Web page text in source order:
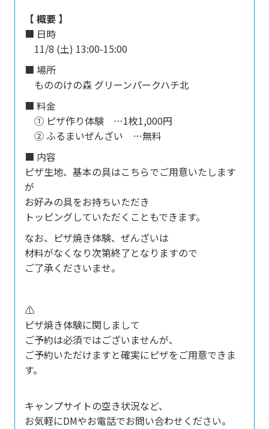
【 概要 】
■ 日時
11/8 (土) 13:00-15:00
■ 場所
もののけの森 グリーンパークハチ北
■ 料金
① ピザ作り体験 …1枚1,000円
② ふるまいぜんざい …無料
■ 内容
ピザ生地、基本の具はこちらでご用意いたします
が
お好みの具をお持ちいただき
トッピングしていただくこともできます。
なお、ピザ焼き体験、ぜんざいは
材料がなくなり次第終了となりますので
ご了承くださいませ。
⚠️
ピザ焼き体験に関しまして
ご予約は必須ではございませんが、
ご予約いただけますと確実にピザをご用意できま
す。
キャンプサイトの空き状況など、
お気軽にDMやお電話でお問い合わせください。